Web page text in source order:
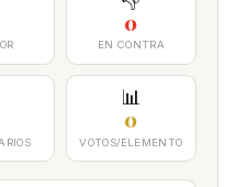
0
EN CONTRA
📊
0
VOTOS/ELEMENTO